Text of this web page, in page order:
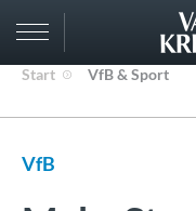
Start VfB & Sport
VfB